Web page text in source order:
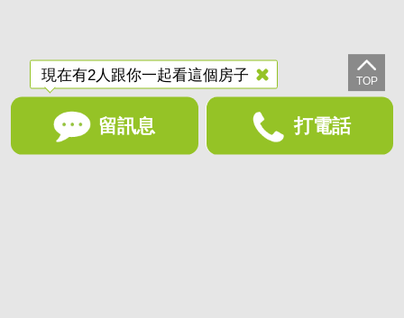
現在有2人跟你一起看這個房子
留訊息 打電話